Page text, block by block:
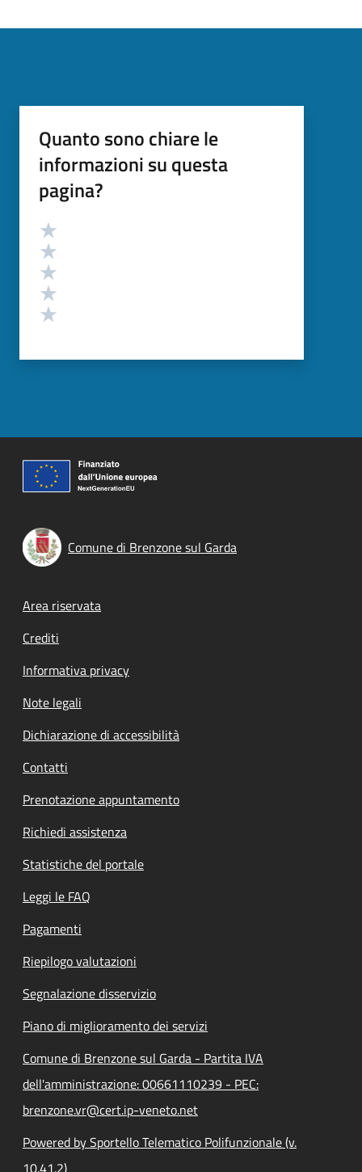
Quanto sono chiare le
informazioni su questa
pagina?
Valutazione
Comune di Brenzone sul Garda
Footer menu
Area riservata
Crediti
Informativa privacy
Note legali
Dichiarazione di accessibilità
Contatti
Prenotazione appuntamento
Richiedi assistenza
Statistiche del portale
Leggi le FAQ
Pagamenti
Riepilogo valutazioni
Segnalazione disservizio
Piano di miglioramento dei servizi
Comune di Brenzone sul Garda - Partita IVA
dell'amministrazione: 00661110239 - PEC:
brenzone.vr@cert.ip-veneto.net
Powered by Sportello Telematico Polifunzionale (v.